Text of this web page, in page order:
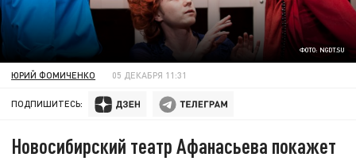
ФОТО: NGDT.SU
ЮРИЙ ФОМИЧЕНКО 05 ДЕКАБРЯ 11:31
ПОДПИШИТЕСЬ:
Новосибирский театр Афанасьева покажет